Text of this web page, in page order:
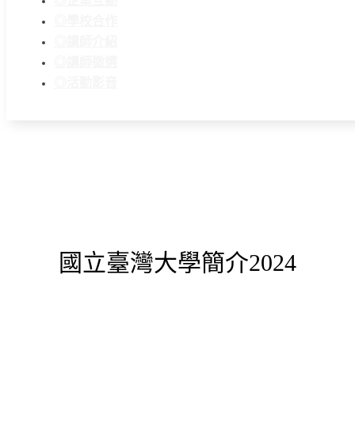
國立臺灣大學簡介2024